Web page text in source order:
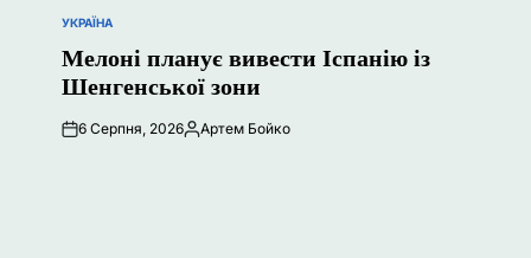
ОПУБЛІКУВАТИ
УКРАЇНА
Мелоні планує вивести Іспанію із
Шенгенської зони
6 Серпня, 2026Опубліковано
Артем Бойко